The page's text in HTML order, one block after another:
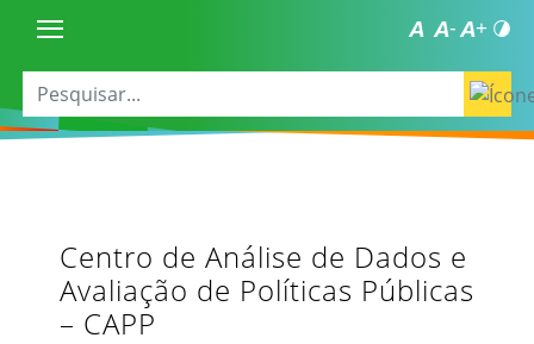
Centro de Análise de Dados e
Avaliação de Políticas Públicas
– CAPP